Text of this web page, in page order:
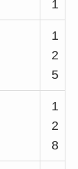
1
1
2
5
1
2
8